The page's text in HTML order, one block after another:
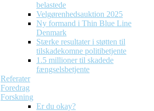
belastede
Velgørenhedsauktion 2025
Ny formand i Thin Blue Line
Denmark
Stærke resultater i støtten til
tilskadekomne politibetjente
1.5 millioner til skadede
fængselsbetjente
Referater
Foredrag
Forskning
Er du okay?